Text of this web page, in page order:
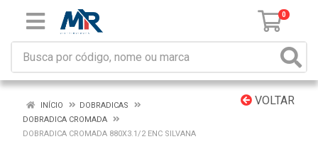
0
VOLTAR
INÍCIO
DOBRADICAS
DOBRADICA CROMADA
DOBRADICA CROMADA 880X3.1/2 ENC SILVANA